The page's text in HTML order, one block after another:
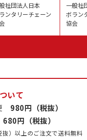
社団法人日本
ンタリーチェーン
一般社
ボラン
協会
いて
980円（税抜）
680円（税抜）
）以上のご注文で送料無料